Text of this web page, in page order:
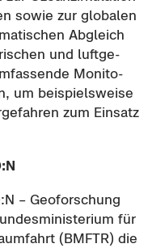
sowie zur glo­ba­len
Ab­gleich
und luft­ge­
Mo­ni­to­
um bei­spiels­wei­se
zum Ein­satz
– Geo­for­schung
für
(BMFTR) die